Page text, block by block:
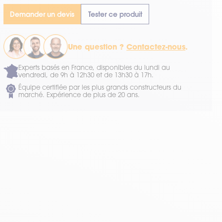
Demander un devis Tester ce produit
Une question ?Contactez-nous.
Experts basés en France, disponibles du lundi au
vendredi, de 9h à 12h30 et de 13h30 à 17h.
Équipe certifiée par les plus grands constructeurs du
marché. Expérience de plus de 20 ans.